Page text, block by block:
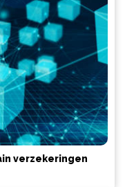
verzekeringen